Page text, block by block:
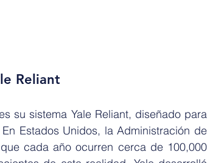
Reliant
su sistema Yale Reliant, diseñado para
Estados Unidos, la Administración de
cada año ocurren cerca de 100,000